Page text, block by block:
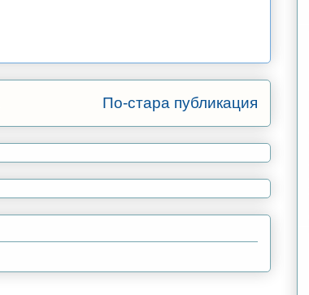
По-стара публикация